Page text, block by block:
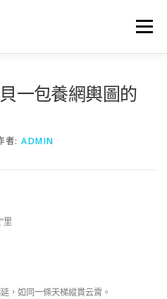
選單
一包養網輿圖的
者: ADMIN
里
，如同一條天梯縱貫云霄。